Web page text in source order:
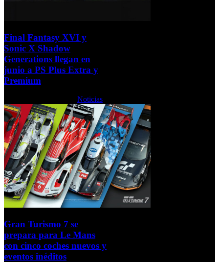
Final Fantasy XVI y
Sonic X Shadow
Generations llegan en
junio a PS Plus Extra y
Premium
Noticias
Gran Turismo 7 se
prepara para Le Mans
con cinco coches nuevos y
eventos inéditos